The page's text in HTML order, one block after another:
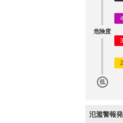
危険度
低
4
3
2
氾濫警報